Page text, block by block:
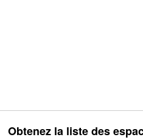
Obtenez la liste des